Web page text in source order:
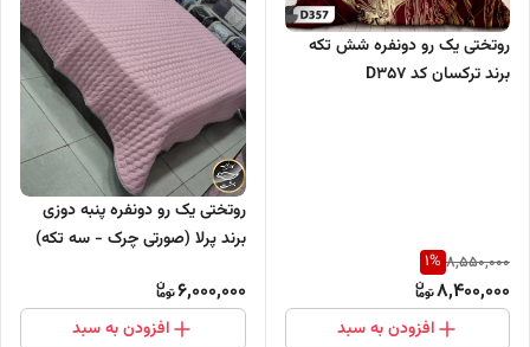
روتختی یک رو دونفره شش تکه
برند ترکسان کد D357
8,550,000
1%
8,400,000
افزودن به سبد
روتختی یک رو دونفره پنبه دوزی
برند پرلا (صورتی چرک - سه تکه)
6,000,000
افزودن به سبد